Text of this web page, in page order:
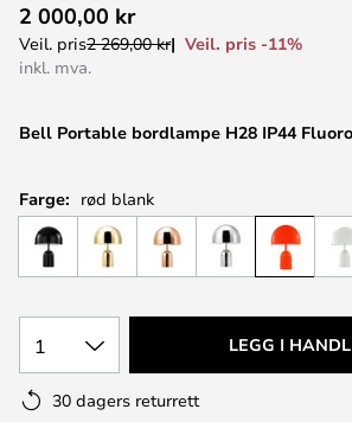
til
begynnelsen
Bell Portable bordlampe H28 IP44
2 000,00 kr
Veil. pris2 269,00 kr
Veil. pris -11%
inkl. mva.
Farge: rød blank
1 LEGG I
30 dagers returrett